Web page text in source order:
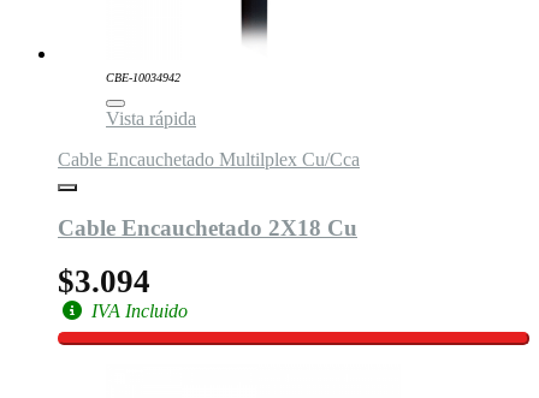
CBE-10034942
Vista rápida
Cable Encauchetado Multilplex Cu/Cca
Cable Encauchetado 2X18 Cu
$3.094
IVA Incluido